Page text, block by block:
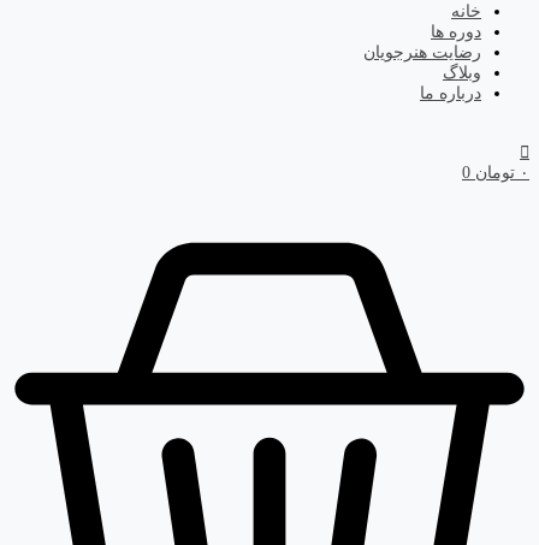
خانه
دوره ها
رضایت هنرجویان
وبلاگ
درباره ما
۰ تومان 0